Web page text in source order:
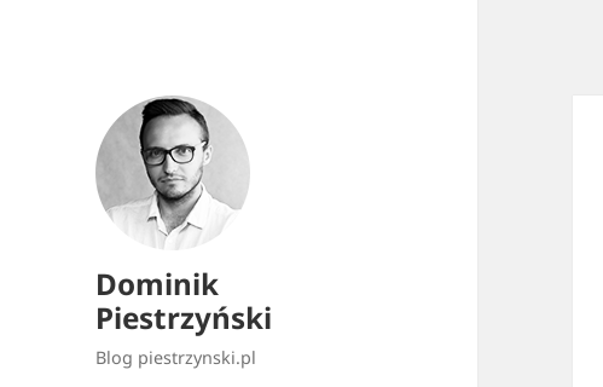
Dominik
Piestrzyński
Blog piestrzynski.pl